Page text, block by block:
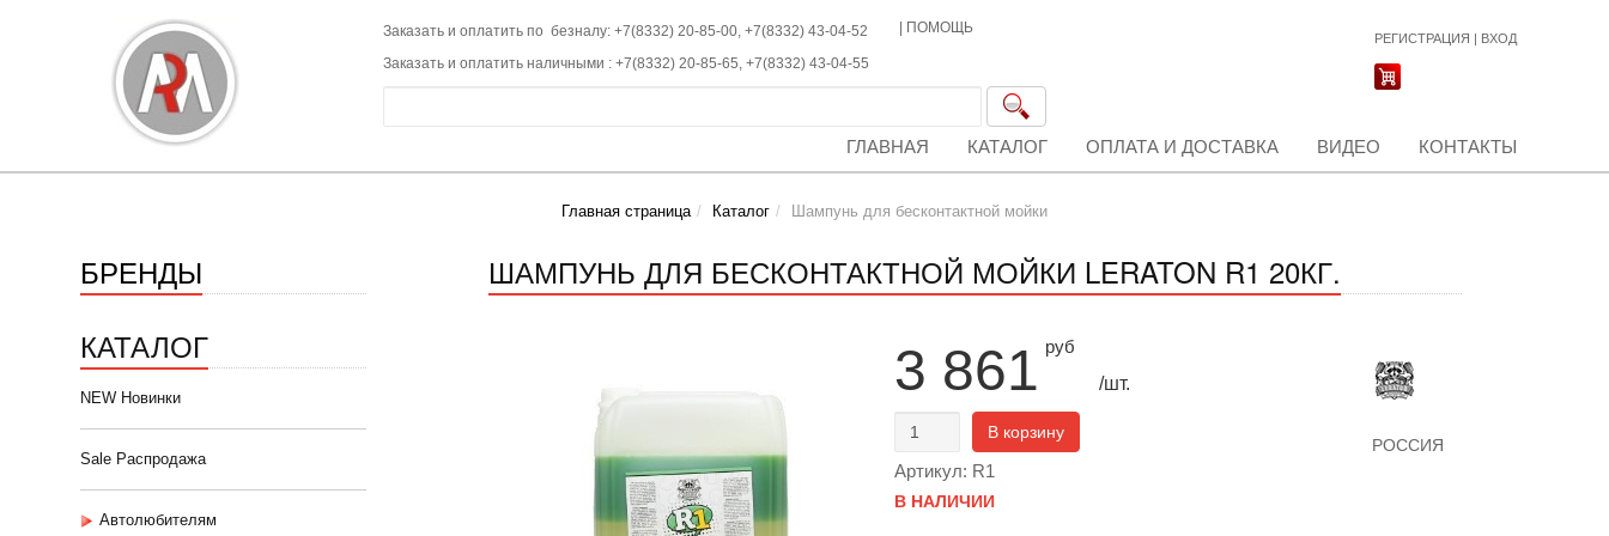
Заказать и оплатить по безналу: +7(8332) 20-85-00, +7(8332) 43-04-52
Заказать и оплатить наличными : +7(8332) 20-85-65, +7(8332) 43-04-55
ПОМОЩЬ
РЕГИСТРАЦИЯ | ВХОД
ГЛАВНАЯ КАТАЛОГ ОПЛАТА И ДОСТАВКА ВИДЕО КОНТАКТЫ
Главная страница Каталог Шампунь для бесконтактной мойки
БРЕНДЫ
КАТАЛОГ
NEW Новинки
Sale Распродажа
Автолюбителям
ШАМПУНЬ ДЛЯ БЕСКОНТАКТНОЙ МОЙКИ LERATON R1 20КГ.
3 861 руб
/шт.
В корзину
Артикул: R1
В НАЛИЧИИ
РОССИЯ